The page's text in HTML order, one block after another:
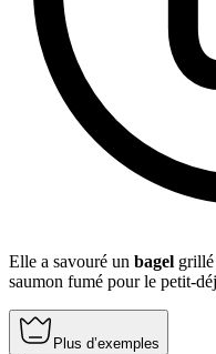
Elle a savouré un bagel grillé
saumon fumé pour le petit-
Plus d’exemples